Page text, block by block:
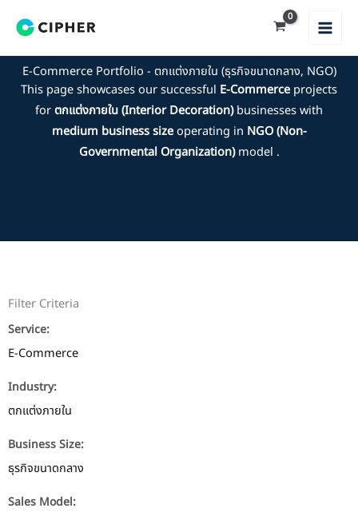
E-Commerce Portfolio - ตกแต่งภายใน (ธุรกิจขนาดกลาง, NGO)
This page showcases our successful E-Commerce projects
for ตกแต่งภายใน (Interior Decoration)businesses with
medium business sizeoperating in NGO (Non-
Governmental Organization)model .
Filter Criteria
Service:
E-Commerce
Industry:
ตกแต่งภายใน
Business Size:
ธุรกิจขนาดกลาง
Sales Model: